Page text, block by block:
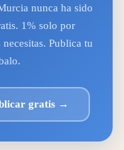
nunca ha sido
1% solo por
Publica tu
gratis →